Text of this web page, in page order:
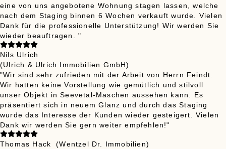
eine von uns angebotene Wohnung stagen lassen, welche
nach dem Staging binnen 6 Wochen verkauft wurde. Vielen
Dank für die professionelle Unterstützung! Wir werden Sie
wieder beauftragen. "
Nils Ulrich
(Ulrich & Ulrich Immobilien GmbH)
"Wir sind sehr zufrieden mit der Arbeit von Herrn Feindt.
Wir hatten keine Vorstellung wie gemütlich und stilvoll
unser Objekt in Seevetal-Maschen aussehen kann. Es
präsentiert sich in neuem Glanz und durch das Staging
wurde das Interesse der Kunden wieder gesteigert. Vielen
Dank wir werden Sie gern weiter empfehlen!"
Thomas Hack
(Wentzel Dr. Immobilien)